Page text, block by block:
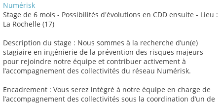
Numérisk
Stage de 6 mois - Possibilités d'évolutions en CDD ensuite - Lieu :
La Rochelle (17)
Description du stage : Nous sommes à la recherche d’un(e)
stagiaire en ingénierie de la prévention des risques majeurs
pour rejoindre notre équipe et contribuer activement à
l’accompagnement des collectivités du réseau Numérisk.
Encadrement : Vous serez intégré à notre équipe en charge de
l’accompagnement des collectivités sous la coordination d’un de